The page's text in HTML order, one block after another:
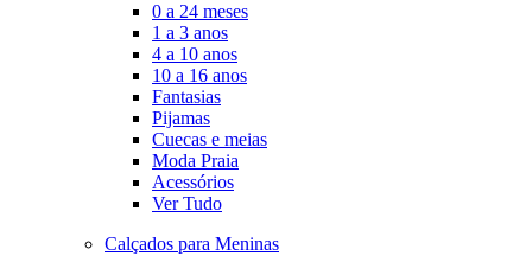
0 a 24 meses
1 a 3 anos
4 a 10 anos
10 a 16 anos
Fantasias
Pijamas
Cuecas e meias
Moda Praia
Acessórios
Ver Tudo
Calçados para Meninas